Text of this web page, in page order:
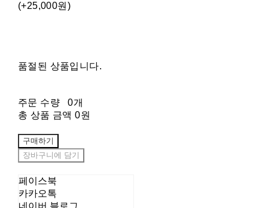
(+25,000원)
품절된 상품입니다.
주문 수량
0개
총 상품 금액 0원
구매하기
장바구니에 담기
페이스북
카카오톡